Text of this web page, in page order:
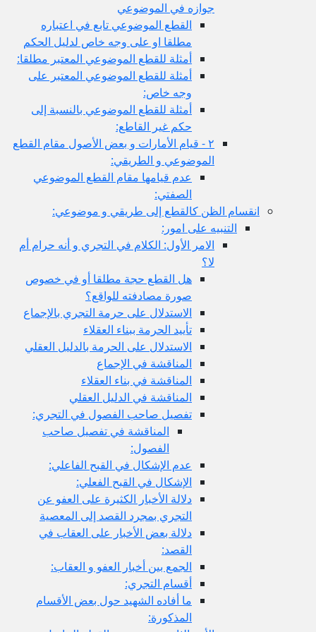
جوازه في الموضوعي
القطع الموضوعي تابع في اعتباره
مطلقا او على وجه خاص لدليل الحكم
أمثلة للقطع الموضوعي المعتبر مطلقا:
أمثلة للقطع الموضوعي المعتبر على
أمثلة للقطع الموضوعي بالنسبة إلى
٢ - قيام الأمارات و بعض الأصول مقام القطع
الموضوعي و الطريقي:
عدم قيامها مقام القطع الموضوعي
الظن كالقطع إلى طريقي و موضوعي:
التنبيه على امور:
الامر الأول: الكلام في التجري و أنه حرام أم
هل القطع حجة مطلقا أو في خصوص
صورة مصادفته للواقع؟
الاستدلال على حرمة التجري بالإجماع
تأييد الحرمة ببناء العقلاء
الاستدلال على الحرمة بالدليل العقلي
المناقشة في الإجماع
المناقشة في بناء العقلاء
المناقشة في الدليل العقلي
تفصيل صاحب الفصول في التجري:
المناقشة في تفصيل صاحب
عدم الإشكال في القبح الفاعلي:
الإشكال في القبح الفعلي:
دلالة الأخبار الكثيرة على العفو عن
التجري بمجرد القصد إلى المعصية
دلالة بعض الأخبار على العقاب في
الجمع بين أخبار العفو و العقاب:
أقسام التجري:
ما أفاده الشهيد حول بعض الأقسام